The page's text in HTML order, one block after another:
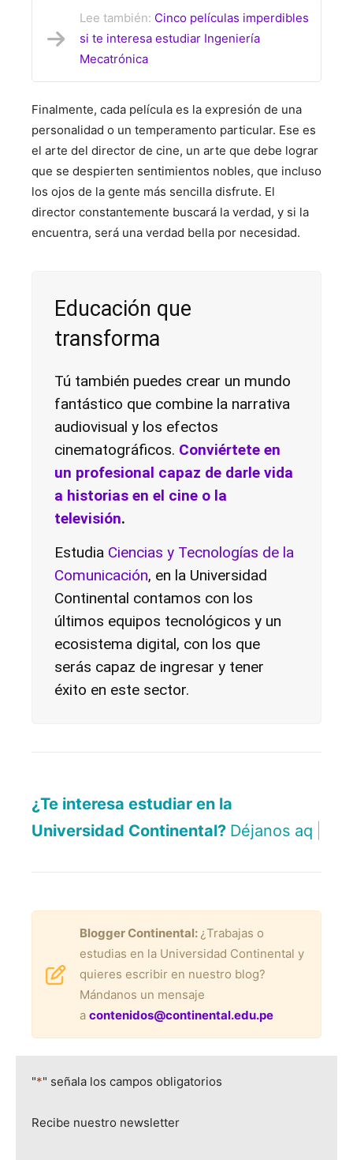
Lee también: Cinco películas imperdibles
si te interesa estudiar Ingeniería
Mecatrónica
Finalmente, cada película es la expresión de una
personalidad o un temperamento particular. Ese es
el arte del director de cine, un arte que debe lograr
que se despierten sentimientos nobles, que incluso
los ojos de la gente más sencilla disfrute. El
director constantemente buscará la verdad, y si la
encuentra, será una verdad bella por necesidad.
Educación que
transforma
Tú también puedes crear un mundo
fantástico que combine la narrativa
audiovisual y los efectos
cinematográficos. Conviértete en
un profesional capaz de darle vida
a historias en el cine o la
televisión.
Estudia Ciencias y Tecnologías de la
Comunicación, en la Universidad
Continental contamos con los
últimos equipos tecnológicos y un
ecosistema digital, con los que
serás capaz de ingresar y tener
éxito en este sector.
¿Te interesa estudiar en la
Universidad Continental?
Blogger Continental:¿Trabajas o
estudias en la Universidad Continental y
quieres escribir en nuestro blog?
Mándanos un mensaje
acontenidos@continental.edu.pe